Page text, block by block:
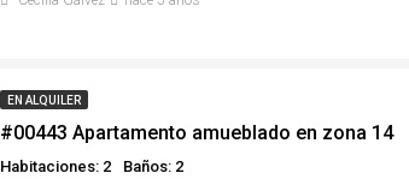
EN ALQUILER
#00443 Apartamento amueblado en zona 14
Habitaciones: 2
Baños: 2